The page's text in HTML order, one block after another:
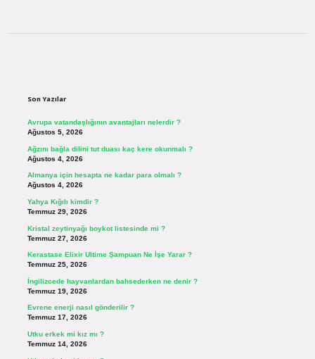
Son Yazılar
Avrupa vatandaşlığının avantajları nelerdir ?
Ağustos 5, 2026
Ağzını bağla dilini tut duası kaç kere okunmalı ?
Ağustos 4, 2026
Almanya için hesapta ne kadar para olmalı ?
Ağustos 4, 2026
Yahya Kığılı kimdir ?
Temmuz 29, 2026
Kristal zeytinyağı boykot listesinde mi ?
Temmuz 27, 2026
Kerastase Elixir Ultime Şampuan Ne İşe Yarar ?
Temmuz 25, 2026
İngilizcede hayvanlardan bahsederken ne denir ?
Temmuz 19, 2026
Evrene enerji nasıl gönderilir ?
Temmuz 17, 2026
Utku erkek mi kız mı ?
Temmuz 14, 2026